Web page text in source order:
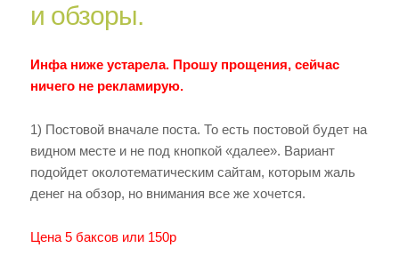
и обзоры.
Инфа ниже устарела. Прошу прощения, сейчас
ничего не рекламирую.
1) Постовой вначале поста. То есть постовой будет на
видном месте и не под кнопкой «далее». Вариант
подойдет околотематическим сайтам, которым жаль
денег на обзор, но внимания все же хочется.
Цена 5 баксов или 150р